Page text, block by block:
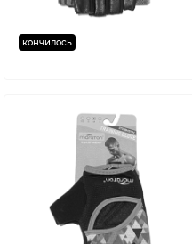
кончилось